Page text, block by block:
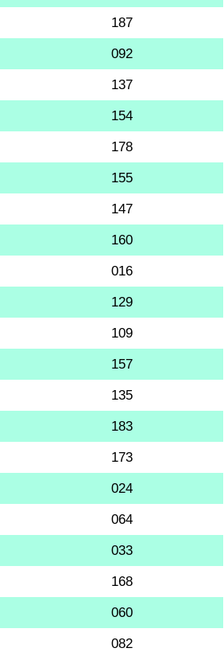
187
092
137
154
178
155
147
160
016
129
109
157
135
183
173
024
064
033
168
060
082